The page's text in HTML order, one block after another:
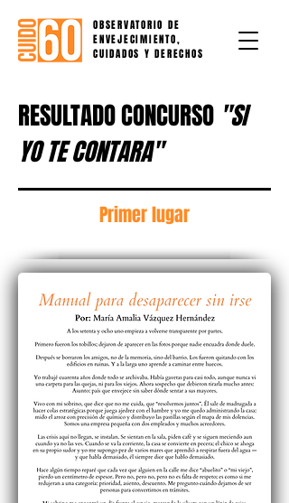
OBSERVATORIO DE
ENVEJECIMIENTO,
CUIDADOS Y DERECHOS
RESULTADO CONCURSO "SI
YO TE CONTARA"
Primer lugar